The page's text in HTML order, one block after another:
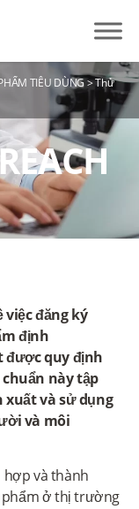
TIÊU DÙNG>Thử
việc đăng ký
định
được quy định
này tập
xuất và sử dụng
và môi
hợp và thành
phẩm ở thị trường